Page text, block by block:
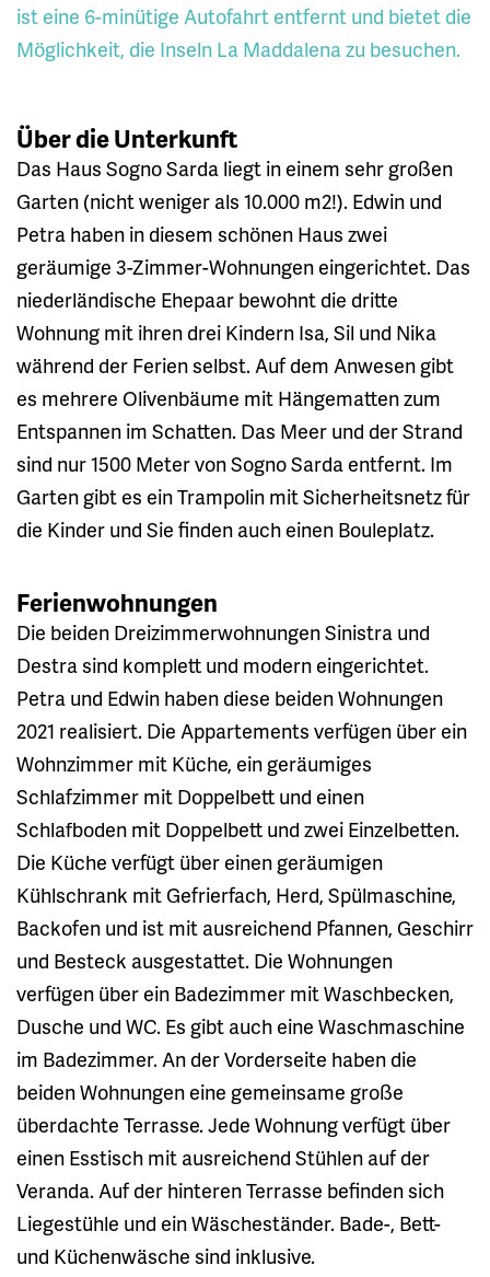
ist eine 6-minütige Autofahrt entfernt und bietet die
Möglichkeit, die Inseln La Maddalena zu besuchen.
Über die Unterkunft
Das Haus Sogno Sarda liegt in einem sehr großen
Garten (nicht weniger als 10.000 m2!). Edwin und
Petra haben in diesem schönen Haus zwei
geräumige 3-Zimmer-Wohnungen eingerichtet. Das
niederländische Ehepaar bewohnt die dritte
Wohnung mit ihren drei Kindern Isa, Sil und Nika
während der Ferien selbst. Auf dem Anwesen gibt
es mehrere Olivenbäume mit Hängematten zum
Entspannen im Schatten. Das Meer und der Strand
sind nur 1500 Meter von Sogno Sarda entfernt. Im
Garten gibt es ein Trampolin mit Sicherheitsnetz für
die Kinder und Sie finden auch einen Bouleplatz.
Ferienwohnungen
Die beiden Dreizimmerwohnungen Sinistra und
Destra sind komplett und modern eingerichtet.
Petra und Edwin haben diese beiden Wohnungen
2021 realisiert. Die Appartements verfügen über ein
Wohnzimmer mit Küche, ein geräumiges
Schlafzimmer mit Doppelbett und einen
Schlafboden mit Doppelbett und zwei Einzelbetten.
Die Küche verfügt über einen geräumigen
Kühlschrank mit Gefrierfach, Herd, Spülmaschine,
Backofen und ist mit ausreichend Pfannen, Geschirr
und Besteck ausgestattet. Die Wohnungen
verfügen über ein Badezimmer mit Waschbecken,
Dusche und WC. Es gibt auch eine Waschmaschine
im Badezimmer. An der Vorderseite haben die
beiden Wohnungen eine gemeinsame große
überdachte Terrasse. Jede Wohnung verfügt über
einen Esstisch mit ausreichend Stühlen auf der
Veranda. Auf der hinteren Terrasse befinden sich
Liegestühle und ein Wäscheständer. Bade-, Bett-
und Küchenwäsche sind inklusive.